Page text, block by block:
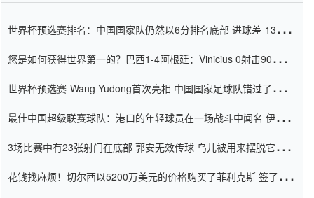
世界杯预选赛排名：中国国家队仍然以6分排名底部 进球差-13令人
您是如何获得世界第一的？巴西1-4阿根廷：Vinicius 0射击90分钟
世界杯预选赛-Wang Yudong首次亮相 中国国家足球队错过了世界
最佳中国超级联赛球队：港口的年轻球员在一场战斗中闻名 伊万放
3场比赛中有23张射门在底部 郭安无效传球 鸟儿被用来摆脱它
花钱找麻烦！切尔西以5200万美元的价格购买了菲利克斯 签了7年